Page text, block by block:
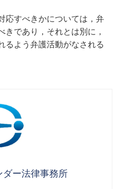
応すべきかについては，弁
であり，それとは別に，
るよう弁護活動がなされる
ー法律事務所